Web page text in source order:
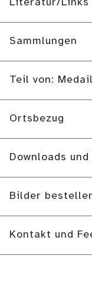
Literatur/Links
Sammlungen
Teil von:
Ortsbezug
Downloads
Bilder
Kontakt und